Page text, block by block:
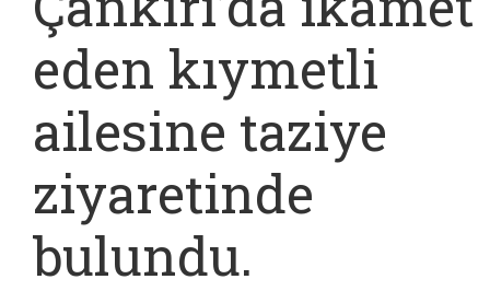
eden kıymetli
ailesine taziye
ziyaretinde
bulundu.